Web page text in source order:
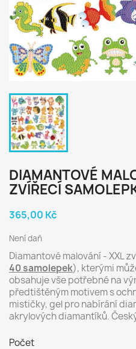
DIAMANTOVÉ
ZVÍŘECÍ
365,00 Kč
Není daň
Diamantové malování - XXL
40 samolepek), kterými
obsahuje vše potřebné na
předtištěným motivem s
mističky, gel pro nabírání
akrylových diamantíků.
Počet